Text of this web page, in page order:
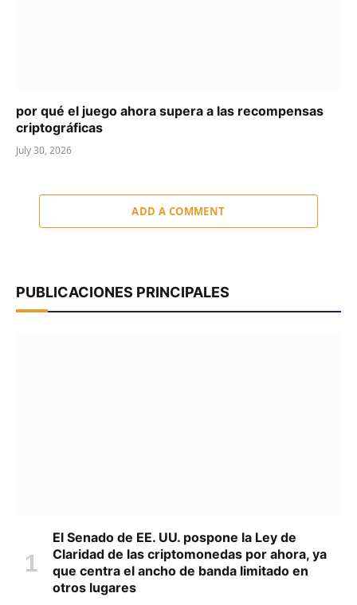
por qué el juego ahora supera a las recompensas
criptográficas
July 30, 2026
ADD A COMMENT
PUBLICACIONES PRINCIPALES
El Senado de EE. UU. pospone la Ley de
Claridad de las criptomonedas por ahora, ya
que centra el ancho de banda limitado en
otros lugares